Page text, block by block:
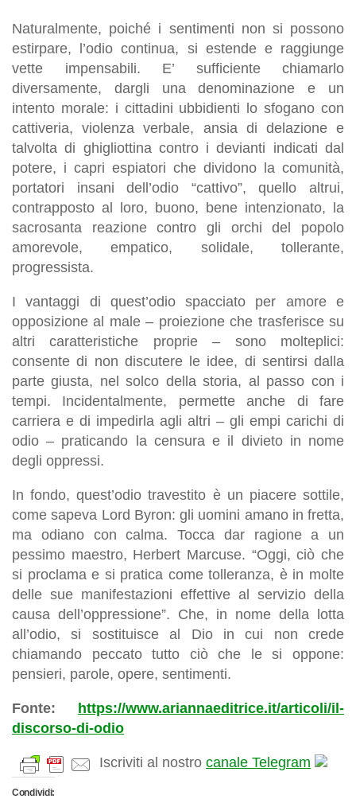
Naturalmente, poiché i sentimenti non si possono
estirpare, l’odio continua, si estende e raggiunge
vette impensabili. E’ sufficiente chiamarlo
diversamente, dargli una denominazione e un
intento morale: i cittadini ubbidienti lo sfogano con
cattiveria, violenza verbale, ansia di delazione e
talvolta di ghigliottina contro i devianti indicati dal
potere, i capri espiatori che dividono la comunità,
portatori insani dell’odio “cattivo”, quello altrui,
contrapposto al loro, buono, bene intenzionato, la
sacrosanta reazione contro gli orchi del popolo
amorevole, empatico, solidale, tollerante,
progressista.
I vantaggi di quest’odio spacciato per amore e
opposizione al male – proiezione che trasferisce su
altri caratteristiche proprie – sono molteplici:
consente di non discutere le idee, di sentirsi dalla
parte giusta, nel solco della storia, al passo con i
tempi. Incidentalmente, permette anche di fare
carriera e di impedirla agli altri – gli empi carichi di
odio – praticando la censura e il divieto in nome
degli oppressi.
In fondo, quest’odio travestito è un piacere sottile,
come sapeva Lord Byron: gli uomini amano in fretta,
ma odiano con calma. Tocca dar ragione a un
pessimo maestro, Herbert Marcuse. “Oggi, ciò che
si proclama e si pratica come tolleranza, è in molte
delle sue manifestazioni effettive al servizio della
causa dell’oppressione”. Che, in nome della lotta
all’odio, si sostituisce al Dio in cui non crede
chiamando peccato tutto ciò che le si oppone:
pensieri, parole, opere, sentimenti.
Fonte: https://www.ariannaeditrice.it/articoli/il-
discorso-di-odio
Iscriviti al nostro canale Telegram
Condividi: